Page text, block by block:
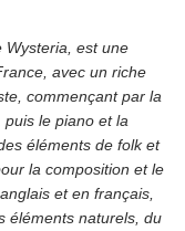
Wysteria, est une
avec un riche
commençant par la
le piano et la
éléments de folk et
la composition et le
et en français,
éléments naturels, du